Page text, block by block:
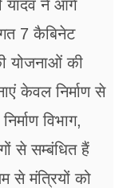
यादव ने आगे
7 कैबिनेट
योजनाओं की
केवल निर्माण से
विभाग,
से सम्बंधित हैं
से मंत्रियों को